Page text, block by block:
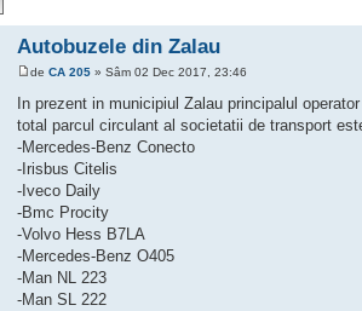
Autobuzele din Zalau
deCA 205 » Sâm 02 Dec 2017, 23:46
In prezent in municipiul Zalau principalul
total parcul circulant al societatii de transport
-Mercedes-Benz Conecto
-Irisbus Citelis
-Iveco Daily
-Bmc Procity
-Volvo Hess B7LA
-Mercedes-Benz O405
-Man NL 223
-Man SL 222